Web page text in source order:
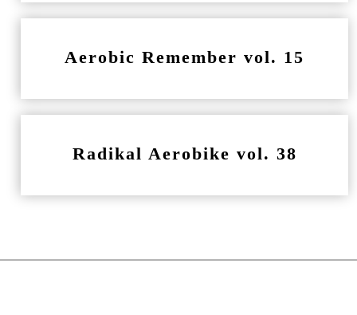
Aerobic Remember vol. 15
Radikal Aerobike vol. 38